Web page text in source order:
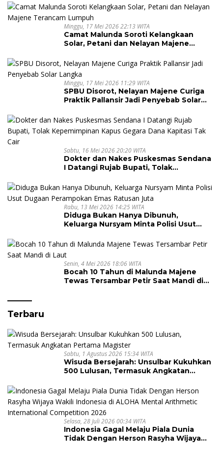
Minggu, 17 Mei 2026 22:13 WITA
Camat Malunda Soroti Kelangkaan
Solar, Petani dan Nelayan Majene
Minggu, 17 Mei 2026 11:29 WITA
SPBU Disorot, Nelayan Majene Curiga
Praktik Pallansir Jadi Penyebab Solar
Sabtu, 16 Mei 2026 20:20 WITA
Dokter dan Nakes Puskesmas Sendana
I Datangi Rujab Bupati, Tolak
Kapitasi Tak Cair
Rabu, 13 Mei 2026 14:25 WITA
Diduga Bukan Hanya Dibunuh,
Keluarga Nursyam Minta Polisi Usut
Juta
Senin, 4 Mei 2026 18:06 WITA
Bocah 10 Tahun di Malunda Majene
Tewas Tersambar Petir Saat Mandi di
Terbaru
Sabtu, 1 Agustus 2026 15:34 WITA
Wisuda Bersejarah: Unsulbar Kukuhkan
500 Lulusan, Termasuk Angkatan
Selasa, 28 Juli 2026 00:34 WITA
Indonesia Gagal Melaju Piala Dunia
Tidak Dengan Herson Rasyha Wijaya